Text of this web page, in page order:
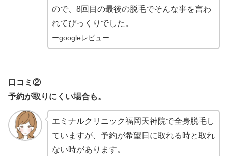
ので、8回目の最後の脱毛でそんな事を言わ
れてびっくりでした。
ーgoogleレビュー
口コミ②
予約が取りにくい場合も。
エミナルクリニック福岡天神院で全身脱毛し
ていますが、予約が希望日に取れる時と取れ
ない時があります。